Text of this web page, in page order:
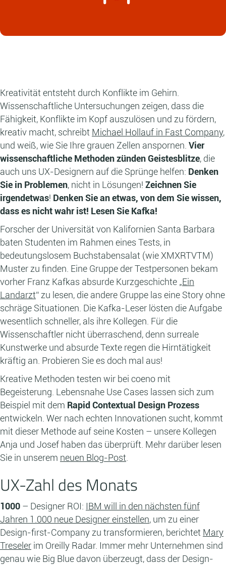
Kreativität entsteht durch Konflikte im Gehirn.
Wissenschaftliche Untersuchungen zeigen, dass die
Fähigkeit, Konflikte im Kopf auszulösen und zu fördern,
kreativ macht, schreibt Michael Hollauf in Fast Company,
und weiß, wie Sie Ihre grauen Zellen anspornen. Vier
wissenschaftliche Methoden zünden Geistesblitze, die
auch uns UX-Designern auf die Sprünge helfen: Denken
Sie in Problemen, nicht in Lösungen! Zeichnen Sie
irgendetwas! Denken Sie an etwas, von dem Sie wissen,
dass es nicht wahr ist! Lesen Sie Kafka!
Forscher der Universität von Kalifornien Santa Barbara
baten Studenten im Rahmen eines Tests, in
bedeutungslosem Buchstabensalat (wie XMXRTVTM)
Muster zu finden. Eine Gruppe der Testpersonen bekam
vorher Franz Kafkas absurde Kurzgeschichte „Ein
Landarzt“ zu lesen, die andere Gruppe las eine Story ohne
schräge Situationen. Die Kafka-Leser lösten die Aufgabe
wesentlich schneller, als ihre Kollegen. Für die
Wissenschaftler nicht überraschend, denn surreale
Kunstwerke und absurde Texte regen die Hirntätigkeit
kräftig an. Probieren Sie es doch mal aus!
Kreative Methoden testen wir bei coeno mit
Begeisterung. Lebensnahe Use Cases lassen sich zum
Beispiel mit dem Rapid Contextual Design Prozess
entwickeln. Wer nach echten Innovationen sucht, kommt
mit dieser Methode auf seine Kosten – unsere Kollegen
Anja und Josef haben das überprüft. Mehr darüber lesen
Sie in unserem neuen Blog-Post
UX-Zahl des Monats
1000 – Designer ROI: IBM will in den nächsten fünf
Jahren 1.000 neue Designer einstellen, um zu einer
Design-first-Company zu transformieren, berichtet Mary
Treseler im Oreilly Radar. Immer mehr Unternehmen sind
genau wie Big Blue davon überzeugt, dass der Design-